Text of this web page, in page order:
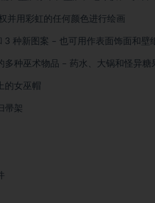
并用彩虹的任何颜色进行绘画
3 种新图案 – 也可用作表面饰面和壁
多种巫术物品 – 药水、大锅和怪异糖
的女巫帽
帚架